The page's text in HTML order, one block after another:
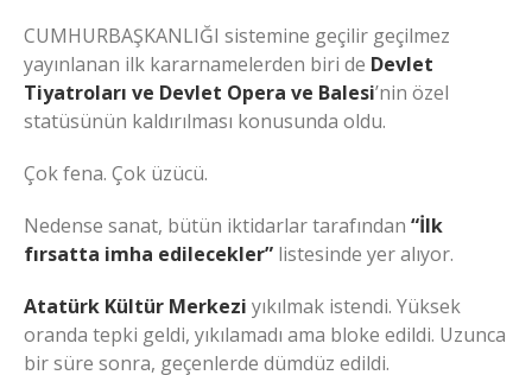
CUMHURBAŞKANLIĞI sistemine geçilir geçilmez
yayınlanan ilk kararnamelerden biri de Devlet
Tiyatroları ve Devlet Opera ve Balesi’nin özel
statüsünün kaldırılması konusunda oldu.
Çok fena. Çok üzücü.
Nedense sanat, bütün iktidarlar tarafından “İlk
fırsatta imha edilecekler” listesinde yer alıyor.
Atatürk Kültür Merkezi yıkılmak istendi. Yüksek
oranda tepki geldi, yıkılamadı ama bloke edildi. Uzunca
bir süre sonra, geçenlerde dümdüz edildi.